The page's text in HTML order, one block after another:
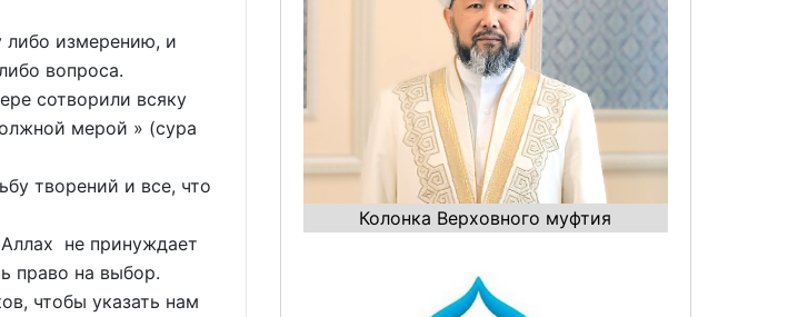
измерению, и
вопроса.
сотворили всяку
мерой » (сура
творений и все, что
не принуждает
право на выбор.
чтобы указать нам
Колонка Верховного муфтия